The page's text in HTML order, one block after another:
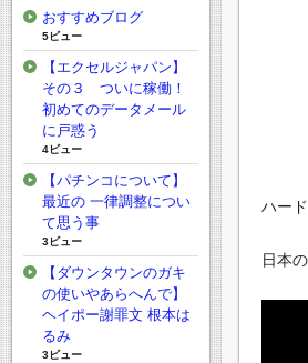
ハー
日本
おすすめブログ
5ビュー
【エクセルジャパン】
その３ ついに稼働！
初めてのデータメール
に戸惑う
4ビュー
【パチンコについて】
最近の 一律調整につい
て思う事
3ビュー
【ダウンタウンのガキ
の使いやあらへんで】
ヘイポー謝罪文 根本は
るみ
3ビュー